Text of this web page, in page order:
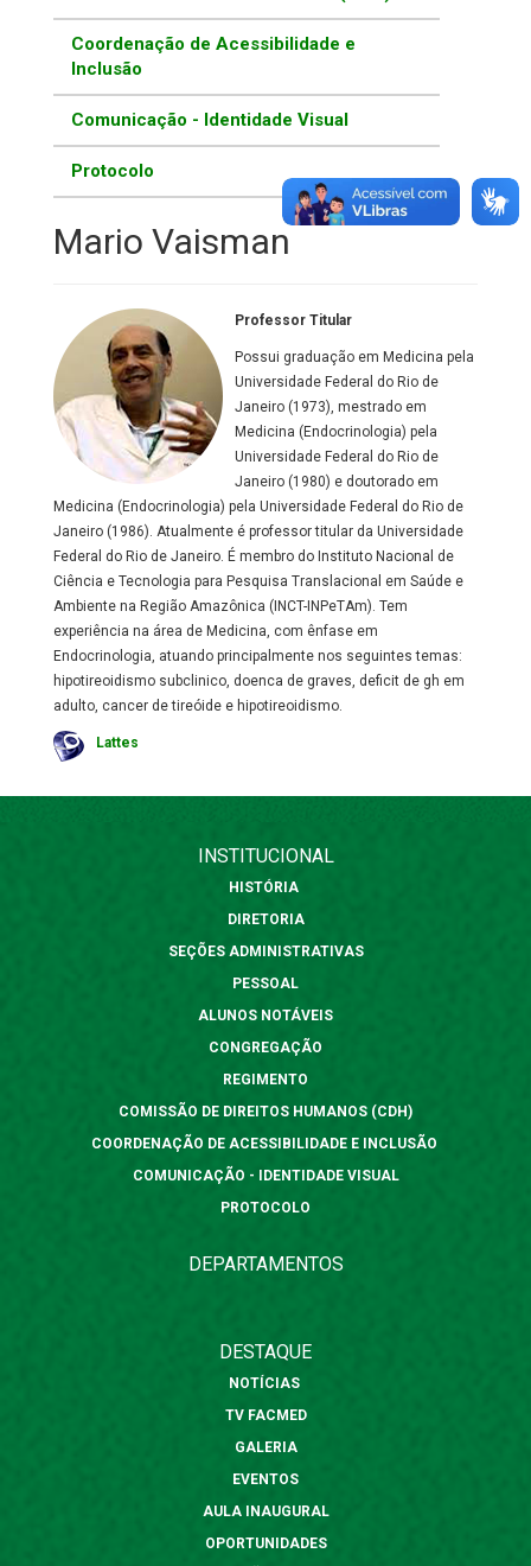
Coordenação de Acessibilidade e
Inclusão
Comunicação - Identidade Visual
Protocolo
Mario Vaisman
Professor Titular
Possui graduação em Medicina pela
Universidade Federal do Rio de
Janeiro (1973), mestrado em
Medicina (Endocrinologia) pela
Universidade Federal do Rio de
Janeiro (1980) e doutorado em
Medicina (Endocrinologia) pela Universidade Federal do Rio de
Janeiro (1986). Atualmente é professor titular da Universidade
Federal do Rio de Janeiro. É membro do Instituto Nacional de
Ciência e Tecnologia para Pesquisa Translacional em Saúde e
Ambiente na Região Amazônica (INCT-INPeTAm). Tem
experiência na área de Medicina, com ênfase em
Endocrinologia, atuando principalmente nos seguintes temas:
hipotireoidismo subclinico, doenca de graves, deficit de gh em
adulto, cancer de tireóide e hipotireoidismo.
Lattes
INSTITUCIONAL
HISTÓRIA
DIRETORIA
SEÇÕES ADMINISTRATIVAS
PESSOAL
ALUNOS NOTÁVEIS
CONGREGAÇÃO
REGIMENTO
COMISSÃO DE DIREITOS HUMANOS (CDH)
COORDENAÇÃO DE ACESSIBILIDADE E INCLUSÃO
COMUNICAÇÃO - IDENTIDADE VISUAL
PROTOCOLO
DEPARTAMENTOS
DESTAQUE
NOTÍCIAS
TV FACMED
GALERIA
EVENTOS
AULA INAUGURAL
OPORTUNIDADES